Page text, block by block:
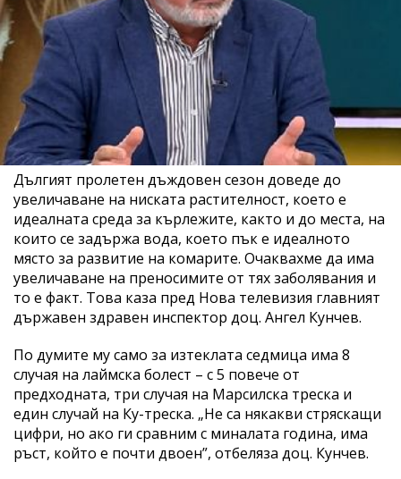
Дългият пролетен дъждовен сезон доведе до
увеличаване на ниската растителност, което е
идеалната среда за кърлежите, както и до места, на
които се задържа вода, което пък е идеалното
място за развитие на комарите. Очаквахме да има
увеличаване на преносимите от тях заболявания и
то е факт. Това каза пред Нова телевизия главният
държавен здравен инспектор доц. Ангел Кунчев.
По думите му само за изтеклата седмица има 8
случая на лаймска болест – с 5 повече от
предходната, три случая на Марсилска треска и
един случай на Ку-треска. „Не са някакви стряскащи
цифри, но ако ги сравним с миналата година, има
ръст, който е почти двоен”, отбеляза доц. Кунчев.